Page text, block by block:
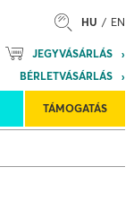
HU EN
JEGYVÁSÁRLÁS
BÉRLETVÁSÁRLÁS
TÁMOGATÁS
Felkéréses
koncertek